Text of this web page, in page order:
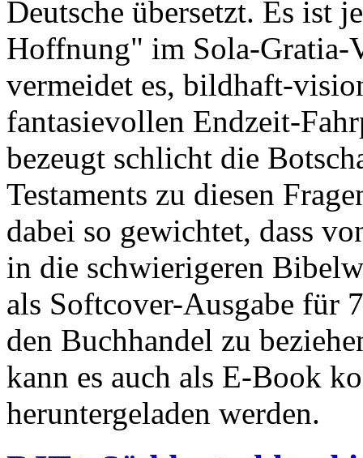
Deutsche übersetzt. Es ist
Hoffnung" im Sola-Gratia-
vermeidet es, bildhaft-
fantasievollen Endzeit-
bezeugt schlicht die
Testaments zu diesen
dabei so gewichtet, dass
in die schwierigeren
als Softcover-Ausgabe für
den Buchhandel zu
kann es auch als E-Book
heruntergeladen werden.